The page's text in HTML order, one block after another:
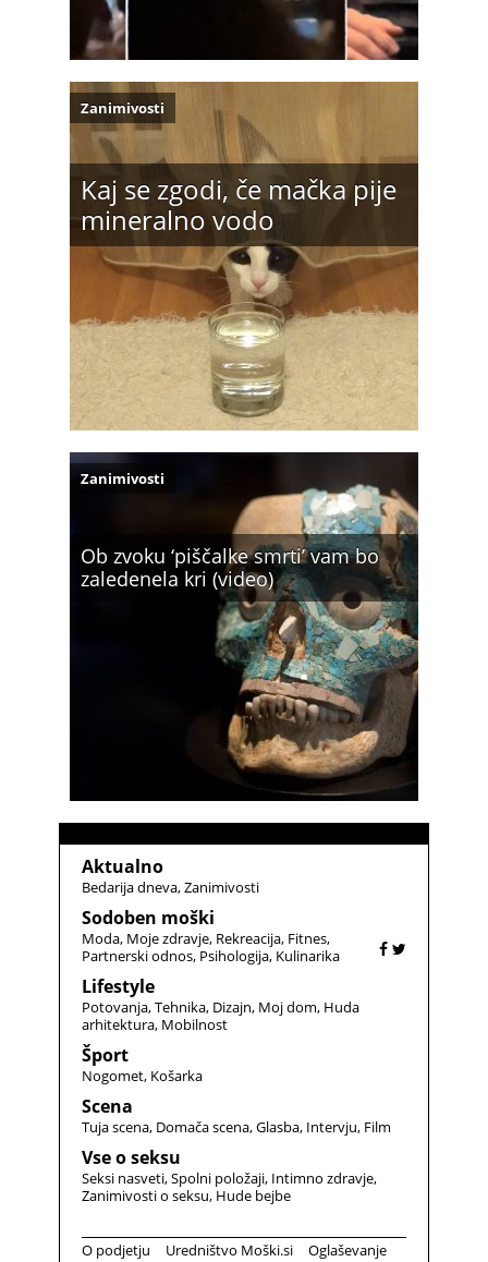
Kaj se zgodi, če mačka pije
mineralno vodo
Zanimivosti
Ob zvoku ‘piščalke smrti’ vam bo
zaledenela kri (video)
Zanimivosti
Aktualno
Bedarija dneva Zanimivosti
Sodoben moški
Moda Moje zdravje Rekreacija Fitnes
Partnerski odnos Psihologija Kulinarika
Lifestyle
Potovanja Tehnika Dizajn Moj dom Huda
arhitektura Mobilnost
Šport
Nogomet Košarka
Scena
Tuja scena Domača scena Glasba Intervju Film
Vse o seksu
Seksi nasveti Spolni položaji Intimno zdravje
Zanimivosti o seksu Hude bejbe
O podjetju Uredništvo Moški.si Oglaševanje